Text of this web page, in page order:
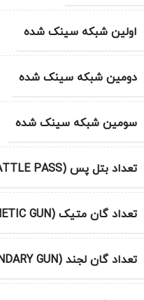
اولین شبکه سینک شده
دومین شبکه سینک شده
سومین شبکه سینک شده
تعداد بتل پس (BATTLE PASS)
تعداد گان متیک (METIC GUN)
تعداد گان لجند (LEGENDARY GUN)